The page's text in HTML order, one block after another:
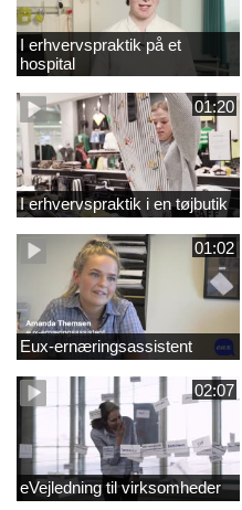
I erhvervspraktik på et
hospital
01:20
I erhvervspraktik i en tøjbutik
01:02
Eux-ernæringsassistent
02:07
eVejledning til virksomheder